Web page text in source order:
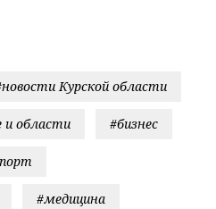
Курской области
и области #бизнес
#медицина